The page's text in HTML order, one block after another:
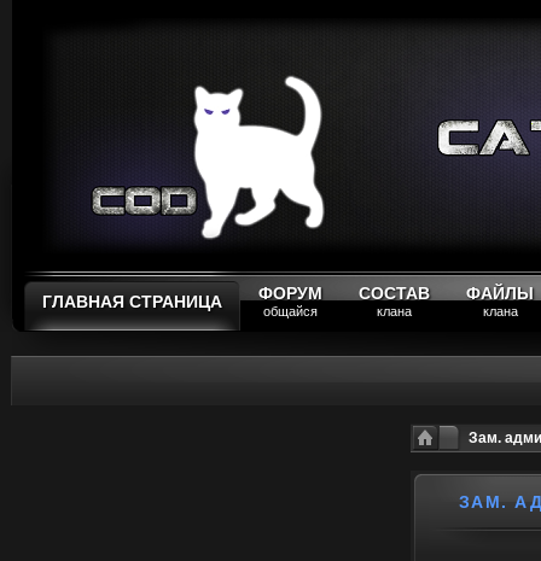
ГЛАВНАЯ СТРАНИЦА ФОРУМ
общайся
СОСТАВ
клана
ФАЙЛЫ
клана
Зам.
ЗАМ.